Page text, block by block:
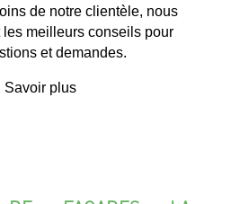
de notre clientèle, nous
meilleurs conseils pour
et demandes.
Savoir plus